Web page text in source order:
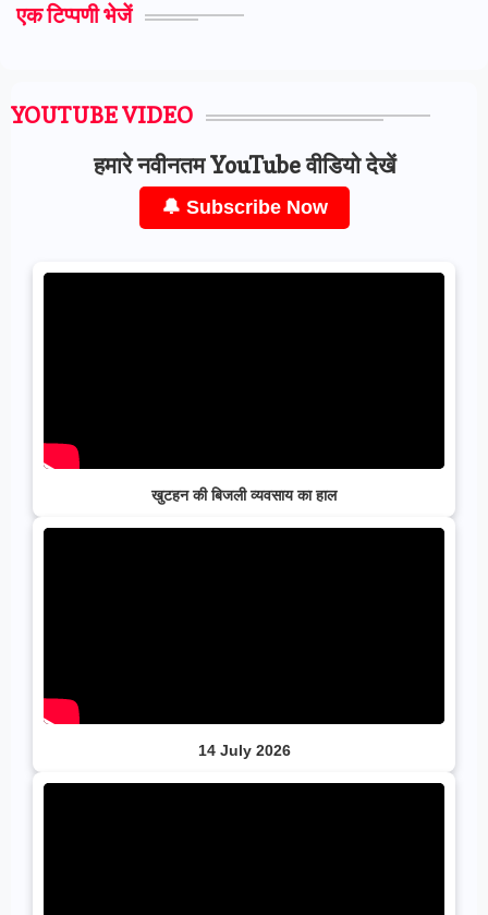
एक टिप्पणी भेजें
YOUTUBE VIDEO
हमारे नवीनतम YouTube वीडियो देखें
🔔 Subscribe Now
खुटहन की बिजली व्यवसाय का हाल
14 July 2026